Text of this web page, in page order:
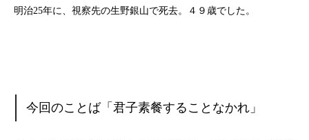
明治25年に、視察先の生野銀山で死去。４９歳でした。
今回のことば「君子素餐することなかれ」